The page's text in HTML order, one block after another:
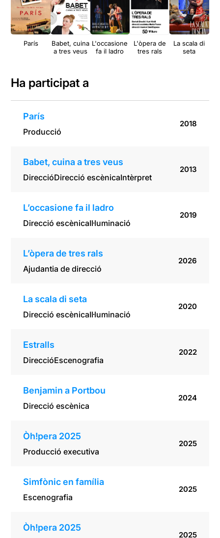
París
Babet, cuina
a tres veus
L'occasione
fa il ladro
L'òpera de
tres rals
La scala di
seta
Ha participat a
París
Producció
2018
Babet, cuina a tres veus
DireccióDirecció escènicaIntèrpret
2013
L’occasione fa il ladro
Direcció escènicaIl·luminació
2019
L’òpera de tres rals
Ajudantia de direcció
2026
La scala di seta
Direcció escènicaIl·luminació
2020
Estralls
DireccióEscenografia
2022
Benjamin a Portbou
Direcció escènica
2024
Òh!pera 2025
Producció executiva
2025
Simfònic en família
Escenografia
2025
Òh!pera 2025
2025